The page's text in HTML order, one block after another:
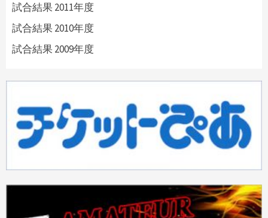
試合結果 2011年度
試合結果 2010年度
試合結果 2009年度